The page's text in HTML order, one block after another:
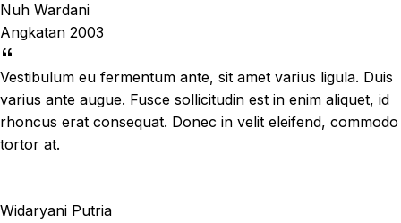
Nuh Wardani
Angkatan 2003
Vestibulum eu fermentum ante, sit amet varius ligula. Duis
varius ante augue. Fusce sollicitudin est in enim aliquet, id
rhoncus erat consequat. Donec in velit eleifend, commodo
tortor at.
Widaryani Putria